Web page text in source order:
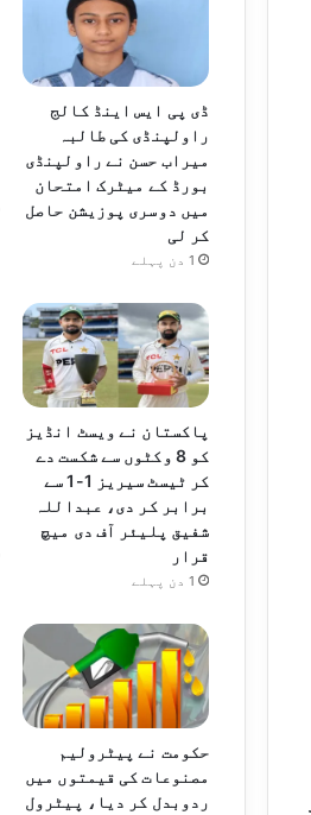
ڈی پی ایس اینڈ کالج
راولپنڈی کی طالبہ
میراب حسن نے راولپنڈی
بورڈ کے میٹرک امتحان
میں دوسری پوزیشن حاصل
کر لی
1 دن پہلے
پاکستان نے ویسٹ انڈیز
کو 8 وکٹوں سے شکست دے
کر ٹیسٹ سیریز 1-1 سے
برابر کر دی، عبداللہ
شفیق پلیئر آف دی میچ
قرار
1 دن پہلے
حکومت نے پیٹرولیم
مصنوعات کی قیمتوں میں
ردوبدل کر دیا، پیٹرول